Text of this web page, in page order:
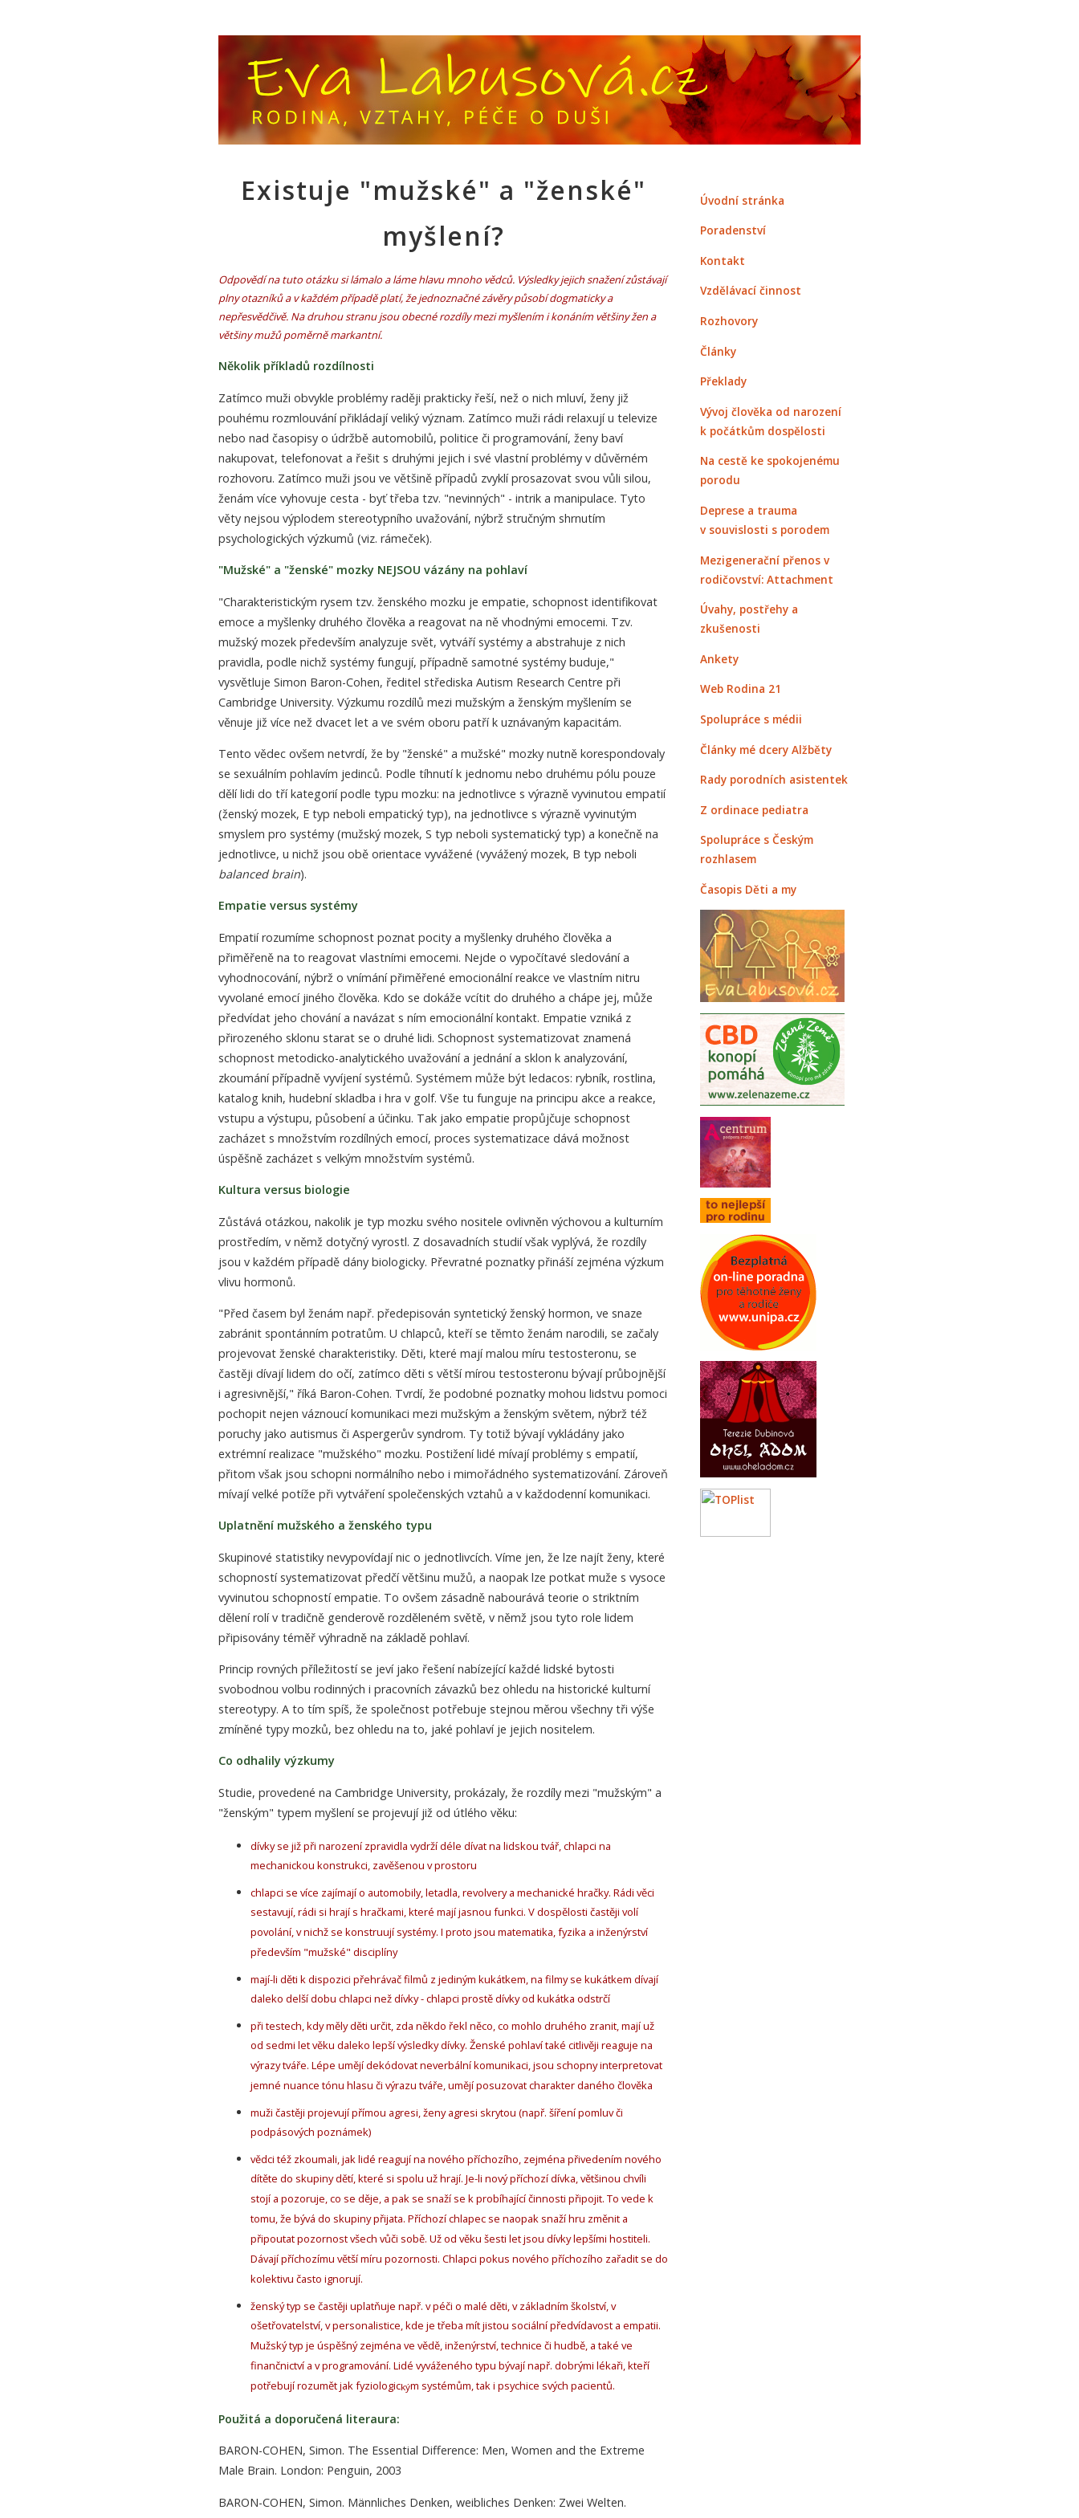
Existuje "mužské" a "ženské"
myšlení?
Odpovědí na tuto otázku si lámalo a láme hlavu mnoho vědců. Výsledky jejich snažení zůstávají
plny otazníků a v každém případě platí, že jednoznačné závěry působí dogmaticky a
nepřesvědčivě. Na druhou stranu jsou obecné rozdíly mezi myšlením i konáním většiny žen a
většiny mužů poměrně markantní.
Několik příkladů rozdílnosti
Zatímco muži obvykle problémy raději prakticky řeší, než o nich mluví, ženy již
pouhému rozmlouvání přikládají veliký význam. Zatímco muži rádi relaxují u televize
nebo nad časopisy o údržbě automobilů, politice či programování, ženy baví
nakupovat, telefonovat a řešit s druhými jejich i své vlastní problémy v důvěrném
rozhovoru. Zatímco muži jsou ve většině případů zvyklí prosazovat svou vůli silou,
ženám více vyhovuje cesta - byť třeba tzv. "nevinných" - intrik a manipulace. Tyto
věty nejsou výplodem stereotypního uvažování, nýbrž stručným shrnutím
psychologických výzkumů (viz. rámeček).
"Mužské" a "ženské" mozky NEJSOU vázány na pohlaví
"Charakteristickým rysem tzv. ženského mozku je empatie, schopnost identifikovat
emoce a myšlenky druhého člověka a reagovat na ně vhodnými emocemi. Tzv.
mužský mozek především analyzuje svět, vytváří systémy a abstrahuje z nich
pravidla, podle nichž systémy fungují, případně samotné systémy buduje,"
vysvětluje Simon Baron-Cohen, ředitel střediska Autism Research Centre při
Cambridge University. Výzkumu rozdílů mezi mužským a ženským myšlením se
věnuje již více než dvacet let a ve svém oboru patří k uznávaným kapacitám.
Tento vědec ovšem netvrdí, že by "ženské" a mužské" mozky nutně korespondovaly
se sexuálním pohlavím jedinců. Podle tíhnutí k jednomu nebo druhému pólu pouze
dělí lidi do tří kategorií podle typu mozku: na jednotlivce s výrazně vyvinutou empatií
(ženský mozek, E typ neboli empatický typ), na jednotlivce s výrazně vyvinutým
smyslem pro systémy (mužský mozek, S typ neboli systematický typ) a konečně na
jednotlivce, u nichž jsou obě orientace vyvážené (vyvážený mozek, B typ neboli
balanced brain).
Empatie versus systémy
Empatií rozumíme schopnost poznat pocity a myšlenky druhého člověka a
přiměřeně na to reagovat vlastními emocemi. Nejde o vypočítavé sledování a
vyhodnocování, nýbrž o vnímání přiměřené emocionální reakce ve vlastním nitru
vyvolané emocí jiného člověka. Kdo se dokáže vcítit do druhého a chápe jej, může
předvídat jeho chování a navázat s ním emocionální kontakt. Empatie vzniká z
přirozeného sklonu starat se o druhé lidi. Schopnost systematizovat znamená
schopnost metodicko-analytického uvažování a jednání a sklon k analyzování,
zkoumání případně vyvíjení systémů. Systémem může být ledacos: rybník, rostlina,
katalog knih, hudební skladba i hra v golf. Vše tu funguje na principu akce a reakce,
vstupu a výstupu, působení a účinku. Tak jako empatie propůjčuje schopnost
zacházet s množstvím rozdílných emocí, proces systematizace dává možnost
úspěšně zacházet s velkým množstvím systémů.
Kultura versus biologie
Zůstává otázkou, nakolik je typ mozku svého nositele ovlivněn výchovou a kulturním
prostředím, v němž dotyčný vyrostl. Z dosavadních studií však vyplývá, že rozdíly
jsou v každém případě dány biologicky. Převratné poznatky přináší zejména výzkum
vlivu hormonů.
"Před časem byl ženám např. předepisován syntetický ženský hormon, ve snaze
zabránit spontánním potratům. U chlapců, kteří se těmto ženám narodili, se začaly
projevovat ženské charakteristiky. Děti, které mají malou míru testosteronu, se
častěji dívají lidem do očí, zatímco děti s větší mírou testosteronu bývají průbojnější
i agresivnější," říká Baron-Cohen. Tvrdí, že podobné poznatky mohou lidstvu pomoci
pochopit nejen váznoucí komunikaci mezi mužským a ženským světem, nýbrž též
poruchy jako autismus či Aspergerův syndrom. Ty totiž bývají vykládány jako
extrémní realizace "mužského" mozku. Postižení lidé mívají problémy s empatií,
přitom však jsou schopni normálního nebo i mimořádného systematizování. Zároveň
mívají velké potíže při vytváření společenských vztahů a v každodenní komunikaci.
Uplatnění mužského a ženského typu
Skupinové statistiky nevypovídají nic o jednotlivcích. Víme jen, že lze najít ženy, které
schopností systematizovat předčí většinu mužů, a naopak lze potkat muže s vysoce
vyvinutou schopností empatie. To ovšem zásadně nabourává teorie o striktním
dělení rolí v tradičně genderově rozděleném světě, v němž jsou tyto role lidem
připisovány téměř výhradně na základě pohlaví.
Princip rovných příležitostí se jeví jako řešení nabízející každé lidské bytosti
svobodnou volbu rodinných i pracovních závazků bez ohledu na historické kulturní
stereotypy. A to tím spíš, že společnost potřebuje stejnou měrou všechny tři výše
zmíněné typy mozků, bez ohledu na to, jaké pohlaví je jejich nositelem.
Co odhalily výzkumy
Studie, provedené na Cambridge University, prokázaly, že rozdíly mezi "mužským" a
"ženským" typem myšlení se projevují již od útlého věku:
dívky se již při narození zpravidla vydrží déle dívat na lidskou tvář, chlapci na
mechanickou konstrukci, zavěšenou v prostoru
chlapci se více zajímají o automobily, letadla, revolvery a mechanické hračky. Rádi věci
sestavují, rádi si hrají s hračkami, které mají jasnou funkci. V dospělosti častěji volí
povolání, v nichž se konstruují systémy. I proto jsou matematika, fyzika a inženýrství
především "mužské" disciplíny
mají-li děti k dispozici přehrávač filmů z jediným kukátkem, na filmy se kukátkem dívají
daleko delší dobu chlapci než dívky - chlapci prostě dívky od kukátka odstrčí
při testech, kdy měly děti určit, zda někdo řekl něco, co mohlo druhého zranit, mají už
od sedmi let věku daleko lepší výsledky dívky. Ženské pohlaví také citlivěji reaguje na
výrazy tváře. Lépe umějí dekódovat neverbální komunikaci, jsou schopny interpretovat
jemné nuance tónu hlasu či výrazu tváře, umějí posuzovat charakter daného člověka
muži častěji projevují přímou agresi, ženy agresi skrytou (např. šíření pomluv či
podpásových poznámek)
vědci též zkoumali, jak lidé reagují na nového příchozího, zejména přivedením nového
dítěte do skupiny dětí, které si spolu už hrají. Je-li nový příchozí dívka, většinou chvíli
stojí a pozoruje, co se děje, a pak se snaží se k probíhající činnosti připojit. To vede k
tomu, že bývá do skupiny přijata. Příchozí chlapec se naopak snaží hru změnit a
připoutat pozornost všech vůči sobě. Už od věku šesti let jsou dívky lepšími hostiteli.
Dávají příchozímu větší míru pozornosti. Chlapci pokus nového příchozího zařadit se do
kolektivu často ignorují.
ženský typ se častěji uplatňuje např. v péči o malé děti, v základním školství, v
ošetřovatelství, v personalistice, kde je třeba mít jistou sociální předvídavost a empatii.
Mužský typ je úspěšný zejména ve vědě, inženýrství, technice či hudbě, a také ve
finančnictví a v programování. Lidé vyváženého typu bývají např. dobrými lékaři, kteří
potřebují rozumět jak fyziologickým systémům, tak i psychice svých pacientů.
Použitá a doporučená literaura:
BARON-COHEN, Simon. The Essential Difference: Men, Women and the Extreme
Male Brain. London: Penguin, 2003
BARON-COHEN, Simon. Männliches Denken, weibliches Denken: Zwei Welten.
Úvodní stránka
Poradenství
Kontakt
Vzdělávací činnost
Rozhovory
Články
Překlady
Vývoj člověka od narození
k počátkům dospělosti
Na cestě ke spokojenému
porodu
Deprese a trauma
v souvislosti s porodem
Mezigenerační přenos v
rodičovství: Attachment
Úvahy, postřehy a
zkušenosti
Ankety
Web Rodina 21
Spolupráce s médii
Články mé dcery Alžběty
Rady porodních asistentek
Z ordinace pediatra
Spolupráce s Českým
rozhlasem
Časopis Děti a my